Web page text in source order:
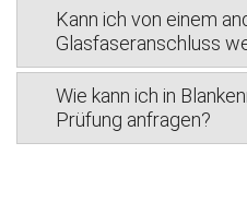
Kann ich von einem
Glasfaseranschluss
Wie kann ich in
Prüfung anfragen?